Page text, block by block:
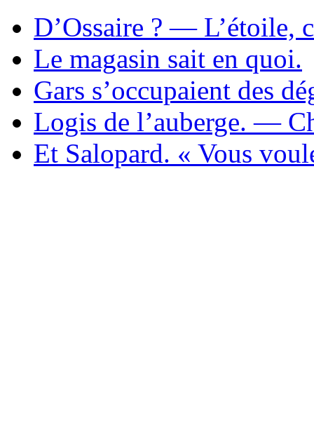
D’Ossaire ? — L’étoile,
Le magasin sait en quoi.
Gars s’occupaient des
Logis de l’auberge. —
Et Salopard. « Vous